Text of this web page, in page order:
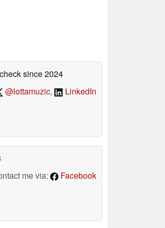
since 2024
@lottamuzic, LinkedIn
me via:
Facebook